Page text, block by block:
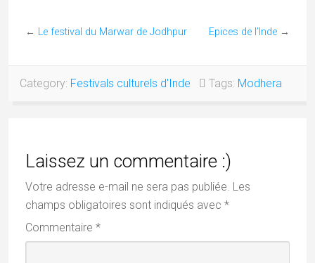
← Le festival du Marwar de Jodhpur Epices de l’Inde →
Category: Festivals culturels d'Inde Tags: Modhera
Laissez un commentaire :)
Votre adresse e-mail ne sera pas publiée. Les
champs obligatoires sont indiqués avec *
Commentaire *